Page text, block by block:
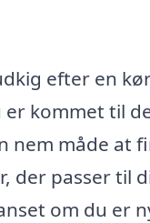
efter en
er kommet til
nem måde at
der passer til
om du er